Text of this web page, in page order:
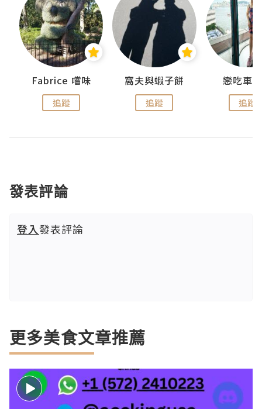
Fabrice 嚐味
追蹤
窩夫與蝦子餅
追蹤
戀吃車
追蹤
發表評論
登入發表評論
更多美食文章推薦